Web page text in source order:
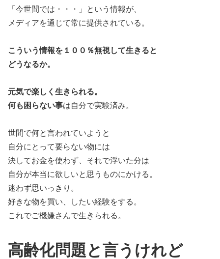
「今世間では・・・」という情報が、
メディアを通じて常に提供されている。
こういう情報を１００％無視して生きると
どうなるか。
元気で楽しく生きられる。
何も困らない事は自分で実験済み。
世間で何と言われていようと
自分にとって要らない物には
決してお金を使わず、それで浮いた分は
自分が本当に欲しいと思うものにかける。
迷わず思いっきり。
好きな物を買い、したい経験をする。
これでご機嫌さんで生きられる。
高齢化問題と言うけれど